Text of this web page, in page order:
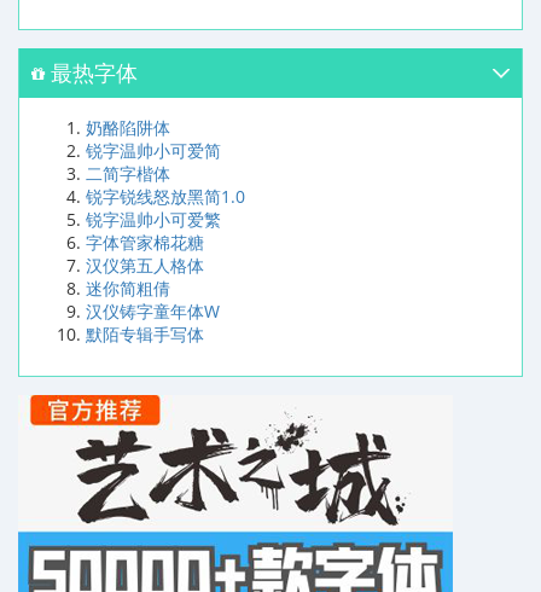
最热字体
奶酪陷阱体
锐字温帅小可爱简
二简字楷体
锐字锐线怒放黑简1.0
锐字温帅小可爱繁
字体管家棉花糖
汉仪第五人格体
迷你简粗倩
汉仪铸字童年体W
默陌专辑手写体